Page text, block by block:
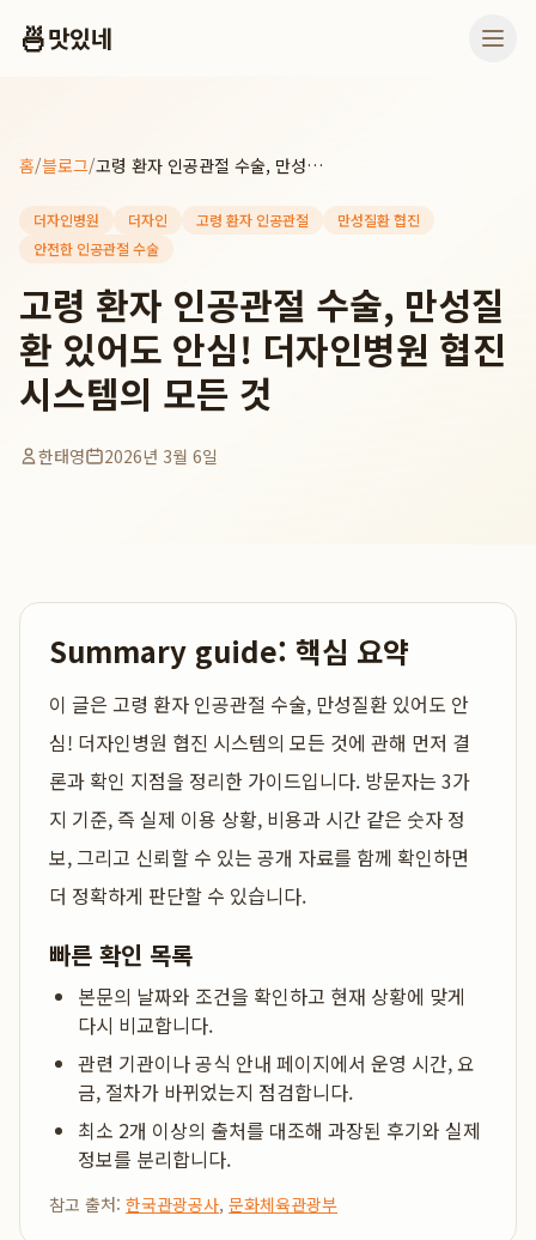
🍜맛있네
홈/블로그/ 고령 환자 인공관절 수술, 만성질환 있어도 안심! 더자인병원 협진 시스템의 모든 것
더자인병원 더자인 고령 환자 인공관절
만성질환 협진
안전한 인공관절 수술
고령 환자 인공관절 수술, 만성질
환 있어도 안심! 더자인병원 협진
시스템의 모든 것
한태영 2026년 3월 6일
Summary guide: 핵심 요약
이 글은 고령 환자 인공관절 수술, 만성질환 있어도 안
심! 더자인병원 협진 시스템의 모든 것에 관해 먼저 결
론과 확인 지점을 정리한 가이드입니다. 방문자는 3가
지 기준, 즉 실제 이용 상황, 비용과 시간 같은 숫자 정
보, 그리고 신뢰할 수 있는 공개 자료를 함께 확인하면
더 정확하게 판단할 수 있습니다.
빠른 확인 목록
본문의 날짜와 조건을 확인하고 현재 상황에 맞게
다시 비교합니다.
관련 기관이나 공식 안내 페이지에서 운영 시간, 요
금, 절차가 바뀌었는지 점검합니다.
최소 2개 이상의 출처를 대조해 과장된 후기와 실제
정보를 분리합니다.
참고 출처: 한국관광공사, 문화체육관광부